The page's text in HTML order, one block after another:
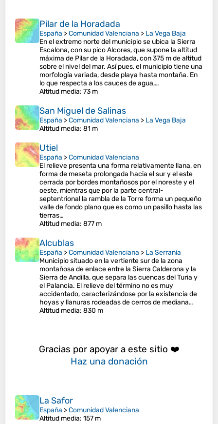
Pilar de la Horadada
España >Comunidad Valenciana > La Vega Baja
En el extremo norte del municipio se ubica la Sierra
Escalona, con su pico Alcores, que supone la altitud
máxima de Pilar de la Horadada, con 375 m de altitud
sobre el nivel del mar. Así pues, el municipio tiene una
morfología variada, desde playa hasta montaña. En
lo que respecta a los cauces de agua,…
Altitud media: 73 m
San Miguel de Salinas
España >Comunidad Valenciana > La Vega Baja
Altitud media: 81 m
Utiel
España >Comunidad Valenciana
El relieve presenta una forma relativamente llana, en
forma de meseta prolongada hacia el sur y el este
cerrada por bordes montañosos por el noreste y el
oeste, mientras que por la parte central-
septentrional la rambla de la Torre forma un pequeño
valle de fondo plano que es como un pasillo hasta las
tierras…
Altitud media: 877 m
Alcublas
España >Comunidad Valenciana > La Serranía
Municipio situado en la vertiente sur de la zona
montañosa de enlace entre la Sierra Calderona y la
Sierra de Andilla, que separa las cuencas del Turia y
el Palancia. El relieve del término no es muy
accidentado, caracterizándose por la existencia de
hoyas y llanuras rodeadas de cerros de mediana…
Altitud media: 830 m
Gracias por apoyar a este sitio ❤️
Haz una donación
La Safor
España >Comunidad Valenciana
Altitud media: 157 m